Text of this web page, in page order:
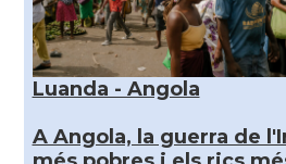
Luanda - Angola
A Angola, la guerra de